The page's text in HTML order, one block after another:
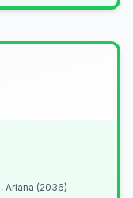
Ariana (2036)